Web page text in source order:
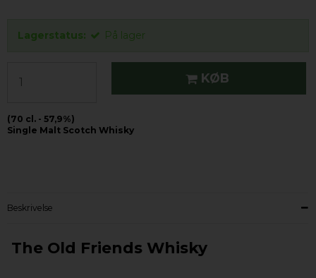
Lagerstatus: På lager
KØB
(70 cl. - 57,9%)
Single Malt Scotch Whisky
Beskrivelse
The Old Friends Whisky